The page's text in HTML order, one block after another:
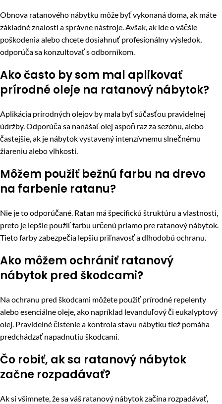
Obnova ratanového nábytku môže byť vykonaná doma, ak máte
základné znalosti a správne nástroje. Avšak, ak ide o väčšie
poškodenia alebo chcete dosiahnuť profesionálny výsledok,
odporúča sa konzultovať s odborníkom.
Ako často by som mal aplikovať
prírodné oleje na ratanový nábytok?
Aplikácia prírodných olejov by mala byť súčasťou pravidelnej
údržby. Odporúča sa nanášať olej aspoň raz za sezónu, alebo
častejšie, ak je nábytok vystavený intenzívnemu slnečnému
žiareniu alebo vlhkosti.
Môžem použiť bežnú farbu na drevo
na farbenie ratanu?
Nie je to odporúčané. Ratan má špecifickú štruktúru a vlastnosti,
preto je lepšie použiť farbu určenú priamo pre ratanový nábytok.
Tieto farby zabezpečia lepšiu priľnavosť a dlhodobú ochranu.
Ako môžem ochrániť ratanový
nábytok pred škodcami?
Na ochranu pred škodcami môžete použiť prírodné repelenty
alebo esenciálne oleje, ako napríklad levanduľový či eukalyptový
olej. Pravidelné čistenie a kontrola stavu nábytku tiež pomáha
predchádzať napadnutiu škodcami.
Čo robiť, ak sa ratanový nábytok
začne rozpadávať?
Ak si všimnete, že sa váš ratanový nábytok začína rozpadávať,